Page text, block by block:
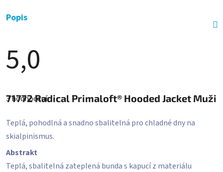
Popis
5,0
produktu
z
hvězdiček.
3 hodnocení
71772Radical Primaloft® Hooded Jacket Muži
Teplá, pohodlná a snadno sbalitelná pro chladné dny na
skialpinismus.
Abstrakt
Teplá, sbalitelná zateplená bunda s kapucí z materiálu